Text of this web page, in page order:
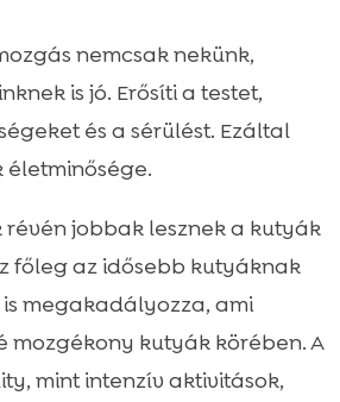
nemcsak nekünk,
is jó. Erősíti a testet,
és a sérülést. Ezáltal
révén jobbak lesznek a kutyák
főleg az idősebb kutyáknak
is megakadályozza, ami
mozgékony kutyák körében. A
mint intenzív aktivitások,